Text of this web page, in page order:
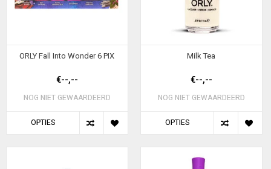
ORLY Fall Into Wonder 6 PIX
€--,--
NOG NIET GEWAARDEERD
OPTIES
Milk Tea
€--,--
NOG NIET GEWAARDEERD
OPTIES